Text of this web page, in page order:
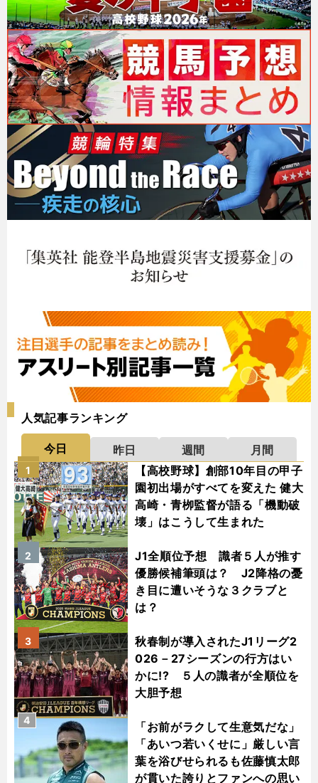
人気記事ランキング
今日 昨日 週間
月間
【高校野球】創部10年目の甲子
園初出場がすべてを変えた 健大
高崎・青栁監督が語る「機動破
壊」はこうして生まれた
1
J1全順位予想 識者５人が推す
優勝候補筆頭は？ J2降格の憂
き目に遭いそうな３クラブと
は？
2
秋春制が導入されたJ1リーグ2
026－27シーズンの行方はい
かに!? ５人の識者が全順位を
大胆予想
3
「お前がラクして生意気だな」
「あいつ若いくせに」厳しい言
葉を浴びせられるも佐藤慎太郎
が貫いた誇りとファンへの思い
4